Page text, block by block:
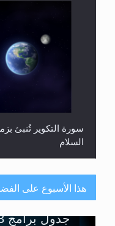
سورة التكوير تُنبئ
السلام
هذا الأسبوع على
جدول برامج MTA3